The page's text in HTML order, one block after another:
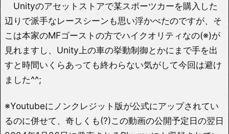
Unityのアセットストアで某スポーツカーを購入した
辺りで派手なレースシーンも思い浮かべたのですが、そ
こは本家のMFゴーストの方でハイクオリティなの(※)が
見れますし、Unity上の車の挙動制御とかにまで手を出
すと時間いくらあっても終わらない気がして今回は避け
ました^^;
※Youtubeにノンクレジット版が公式にアップされてい
るのに併せて、奇しくも(?)この動画の公開予定日の翌日